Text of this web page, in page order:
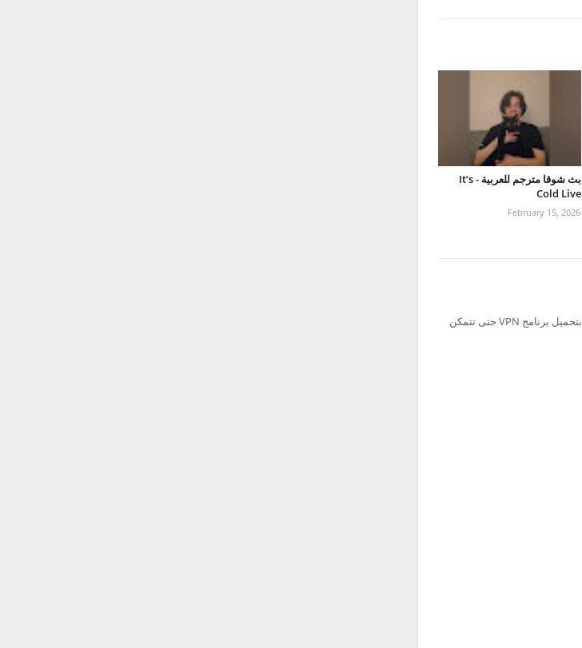
بث شوقا مترجم للعربية - It’s
Cold Live
February 15, 2026
تم حظر سيرفر Ok.ru في السعودية لذلك من لا يعمل معه الفيديو رجاء قم بتحميل برنامج VPN حتى تتمكن